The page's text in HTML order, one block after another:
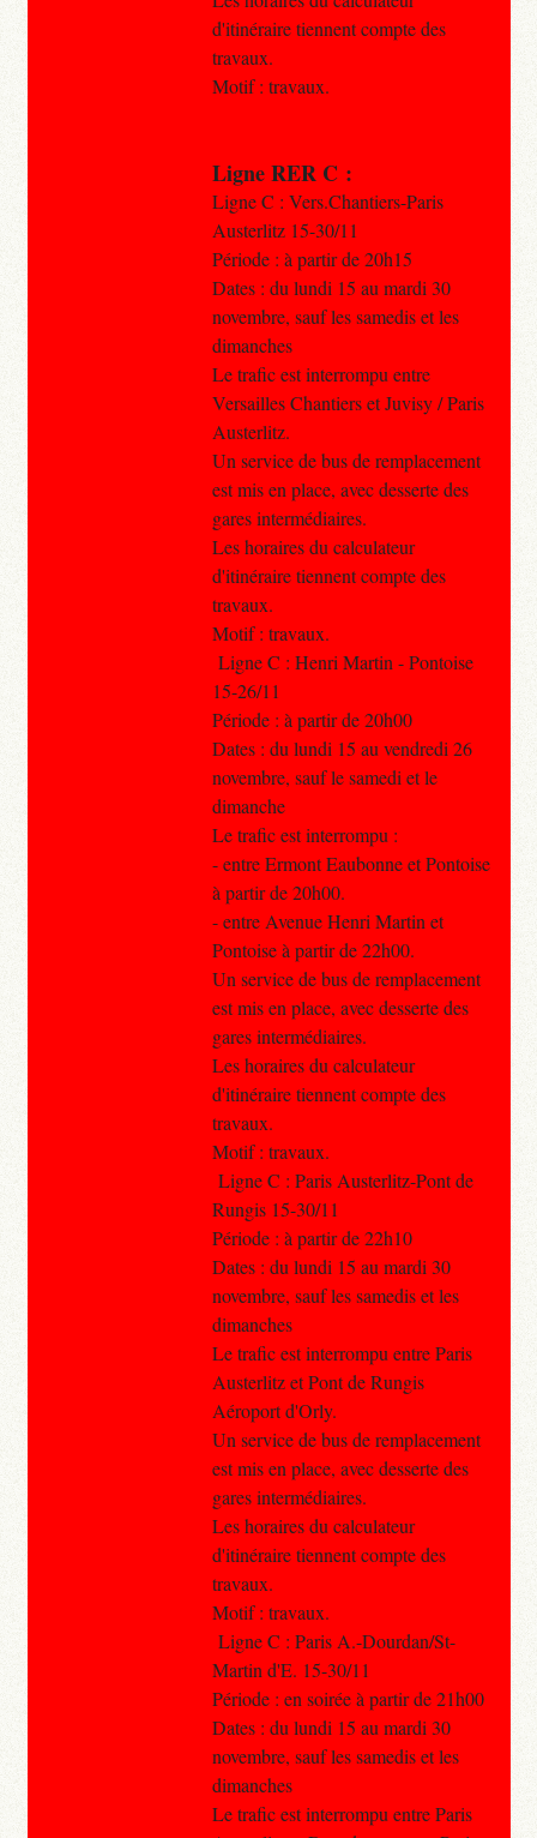
d'itinéraire tiennent compte des
travaux.
Motif : travaux.
Ligne RER C :
Ligne C : Vers.Chantiers-Paris
Austerlitz 15-30/11
Période : à partir de 20h15
Dates : du lundi 15 au mardi 30
novembre, sauf les samedis et les
dimanches
Le trafic est interrompu entre
Versailles Chantiers et Juvisy / Paris
Austerlitz.
Un service de bus de remplacement
est mis en place, avec desserte des
gares intermédiaires.
Les horaires du calculateur
d'itinéraire tiennent compte des
travaux.
Motif : travaux.
Ligne C : Henri Martin - Pontoise
15-26/11
Période : à partir de 20h00
Dates : du lundi 15 au vendredi 26
novembre, sauf le samedi et le
dimanche
Le trafic est interrompu :
- entre Ermont Eaubonne et Pontoise
à partir de 20h00.
- entre Avenue Henri Martin et
Pontoise à partir de 22h00.
Un service de bus de remplacement
est mis en place, avec desserte des
gares intermédiaires.
Les horaires du calculateur
d'itinéraire tiennent compte des
travaux.
Motif : travaux.
Ligne C : Paris Austerlitz-Pont de
Rungis 15-30/11
Période : à partir de 22h10
Dates : du lundi 15 au mardi 30
novembre, sauf les samedis et les
dimanches
Le trafic est interrompu entre Paris
Austerlitz et Pont de Rungis
Aéroport d'Orly.
Un service de bus de remplacement
est mis en place, avec desserte des
gares intermédiaires.
Les horaires du calculateur
d'itinéraire tiennent compte des
travaux.
Motif : travaux.
Ligne C : Paris A.-Dourdan/St-
Martin d'E. 15-30/11
Période : en soirée à partir de 21h00
Dates : du lundi 15 au mardi 30
novembre, sauf les samedis et les
dimanches
Le trafic est interrompu entre Paris